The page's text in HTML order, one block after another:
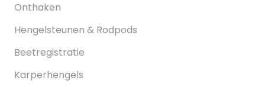
Onthaken
Hengelsteunen & Rodpods
Beetregistratie
Karperhengels